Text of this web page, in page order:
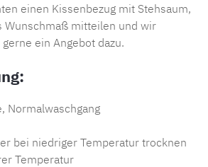
einen Kissenbezug mit Stehsaum,
Wunschmaß mitteilen und wir
ein Angebot dazu.
Normalwaschgang
bei niedriger Temperatur trocknen
Temperatur